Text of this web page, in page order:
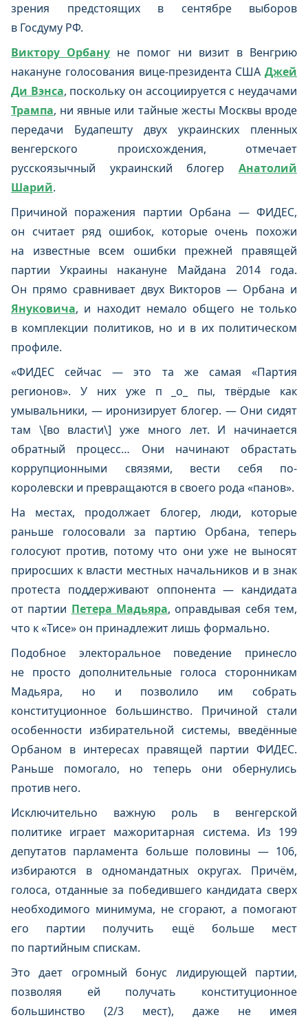
зрения предстоящих в сентябре выборов
в Госдуму РФ.
Виктору Орбану не помог ни визит в Венгрию
накануне голосования вице-президента США Джей
Ди Вэнса, поскольку он ассоциируется с неудачами
Трампа, ни явные или тайные жесты Москвы вроде
передачи Будапешту двух украинских пленных
венгерского происхождения, отмечает
русскоязычный украинский блогер Анатолий
Шарий.
Причиной поражения партии Орбана — ФИДЕС,
он считает ряд ошибок, которые очень похожи
на известные всем ошибки прежней правящей
партии Украины накануне Майдана 2014 года.
Он прямо сравнивает двух Викторов — Орбана и
Януковича, и находит немало общего не только
в комплекции политиков, но и в их политическом
профиле.
«ФИДЕС сейчас — это та же самая «Партия
регионов». У них уже п _о_ пы, твёрдые как
умывальники, — иронизирует блогер. — Они сидят
там \[во власти\] уже много лет. И начинается
обратный процесс… Они начинают обрастать
коррупционными связями, вести себя по-
королевски и превращаются в своего рода «панов».
На местах, продолжает блогер, люди, которые
раньше голосовали за партию Орбана, теперь
голосуют против, потому что они уже не выносят
приросших к власти местных начальников и в знак
протеста поддерживают оппонента — кандидата
от партии Петера Мадьяра, оправдывая себя тем,
что к «Тисе» он принадлежит лишь формально.
Подобное электоральное поведение принесло
не просто дополнительные голоса сторонникам
Мадьяра, но и позволило им собрать
конституционное большинство. Причиной стали
особенности избирательной системы, введённые
Орбаном в интересах правящей партии ФИДЕС.
Раньше помогало, но теперь они обернулись
против него.
Исключительно важную роль в венгерской
политике играет мажоритарная система. Из 199
депутатов парламента больше половины — 106,
избираются в одномандатных округах. Причём,
голоса, отданные за победившего кандидата сверх
необходимого минимума, не сгорают, а помогают
его партии получить ещё больше мест
по партийным спискам.
Это дает огромный бонус лидирующей партии,
позволяя ей получать конституционное
большинство (2/3 мест), даже не имея